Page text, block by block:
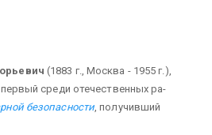
(1883 г., Москва - 1955 г.),
первый среди отечественных ра­
безопасности, получивший